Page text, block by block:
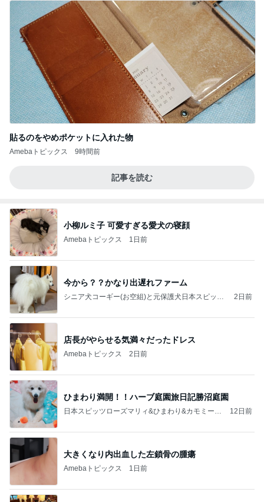
貼るのをやめポケットに入れた物
Amebaトピックス 9時間前
記事を読む
小柳ルミ子 可愛すぎる愛犬の寝顔
Amebaトピックス 1日前
今から？？かなり出遅れファーム
シニア犬コーギー(お空組)と元保護犬日本スピッツ
2日前
店長がやらせる気満々だったドレス
Amebaトピックス 2日前
ひまわり満開！！ハーブ庭園旅日記勝沼庭園
日本スピッツローズマリィ&ひまわり&カモミール
12日前
大きくなり内出血した左鎖骨の腫瘍
Amebaトピックス 1日前